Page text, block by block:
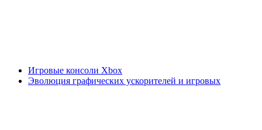
Игровые консоли Xbox
Эволюция графических ускорителей и игровых